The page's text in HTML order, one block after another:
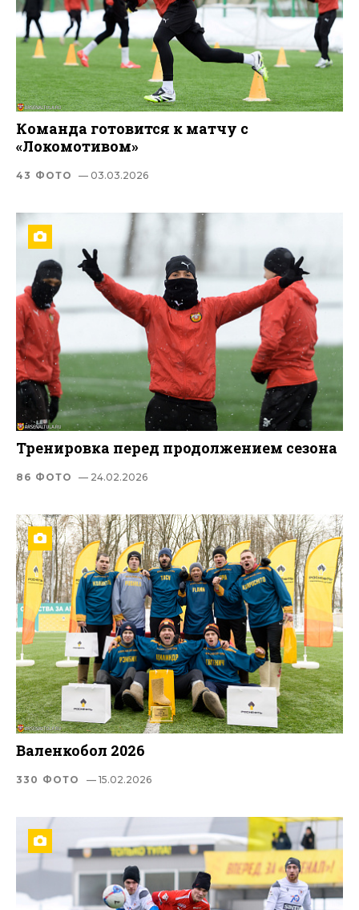
Команда готовится к матчу с
«Локомотивом»
43 ФОТО — 03.03.2026
Тренировка перед продолжением сезона
86 ФОТО — 24.02.2026
Валенкобол 2026
330 ФОТО — 15.02.2026